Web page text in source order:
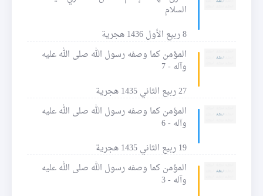
السلام
8 ربيع الأول 1436 هجرية
المؤمن كما وصفه رسول الله صلى الله عليه
وآله - 7
27 ربيع الثاني 1435 هجرية
المؤمن كما وصفه رسول الله صلى الله عليه
وآله - 6
19 ربيع الثاني 1435 هجرية
المؤمن كما وصفه رسول الله صلى الله عليه
وآله - 3